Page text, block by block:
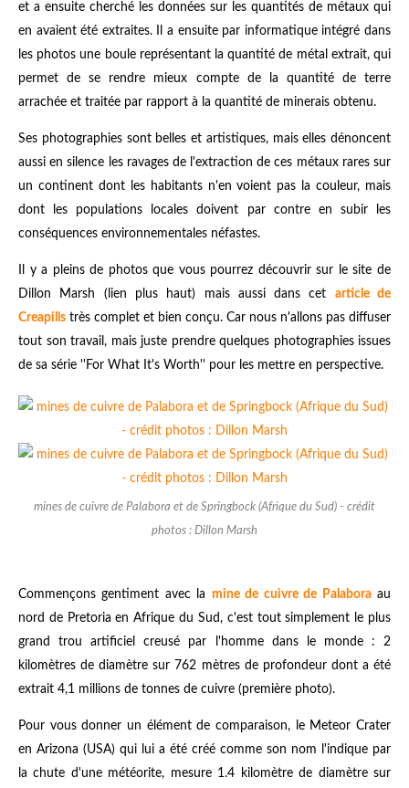
et a ensuite cherché les données sur les quantités de métaux qui
en avaient été extraites. Il a ensuite par informatique intégré dans
les photos une boule représentant la quantité de métal extrait, qui
permet de se rendre mieux compte de la quantité de terre
arrachée et traitée par rapport à la quantité de minerais obtenu.
Ses photographies sont belles et artistiques, mais elles dénoncent
aussi en silence les ravages de l'extraction de ces métaux rares sur
un continent dont les habitants n'en voient pas la couleur, mais
dont les populations locales doivent par contre en subir les
conséquences environnementales néfastes.
Il y a pleins de photos que vous pourrez découvrir sur le site de
Dillon Marsh (lien plus haut) mais aussi dans cet article de
Creapills très complet et bien conçu. Car nous n'allons pas diffuser
tout son travail, mais juste prendre quelques photographies issues
de sa série ''For What It's Worth'' pour les mettre en perspective.
mines de cuivre de Palabora et de Springbock (Afrique du Sud) - crédit
photos : Dillon Marsh
Commençons gentiment avec la mine de cuivre de Palaboraau
nord de Pretoria en Afrique du Sud, c'est tout simplement le plus
grand trou artificiel creusé par l'homme dans le monde : 2
kilomètres de diamètre sur 762 mètres de profondeur dont a été
extrait 4,1 millions de tonnes de cuivre (première photo).
Pour vous donner un élément de comparaison, le Meteor Crater
en Arizona (USA) qui lui a été créé comme son nom l'indique par
la chute d'une météorite, mesure 1.4 kilomètre de diamètre sur